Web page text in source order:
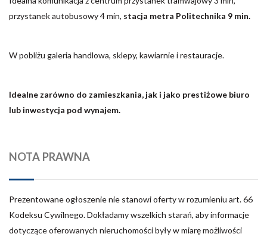
przystanek autobusowy 4 min, stacja metra Politechnika 9 min.
W pobliżu galeria handlowa, sklepy, kawiarnie i restauracje.
Idealne zarówno do zamieszkania, jak i jako prestiżowe biuro
lub inwestycja pod wynajem.
NOTA PRAWNA
Prezentowane ogłoszenie nie stanowi oferty w rozumieniu art. 66
Kodeksu Cywilnego. Dokładamy wszelkich starań, aby informacje
dotyczące oferowanych nieruchomości były w miarę możliwości